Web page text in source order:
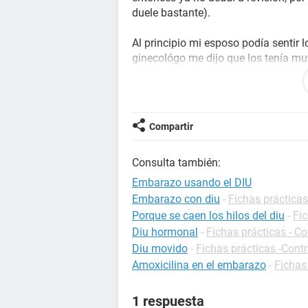
duele bastante).
Al principio mi esposo podía sentir
ginecológo me dijo que los tenía
Pero ya son varios meses que mi
del mes, me volvió a bajar mi
meses son algo tremendo,
incluso pañales para adultos.
Y en este último periodo, pues
síntomas nuevamente, algo de
tengo el vientre bastante inflamado
sugestión).
haya salido el DIU sin siquiera
Compartir
Consulta también:
Embarazo usando el DIU
Embarazo con diu - Fichas
Porque se caen los hilos del diu -
Diu hormonal - Fichas prácticas -
Diu movido - Fichas prácticas -
Amoxicilina en el embarazo -
1 respuesta